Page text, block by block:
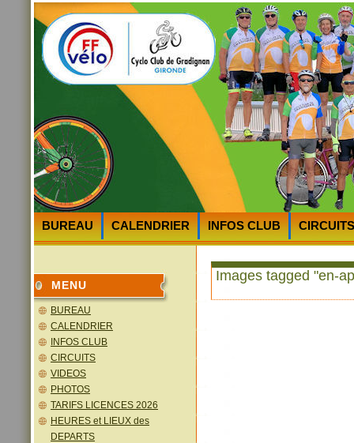
BUREAU CALENDRIER INFOS CLUB
CIRCUITS
MENU
BUREAU
CALENDRIER
INFOS CLUB
CIRCUITS
VIDEOS
PHOTOS
TARIFS LICENCES 2026
HEURES et LIEUX des
DEPARTS
Images tagged "en-